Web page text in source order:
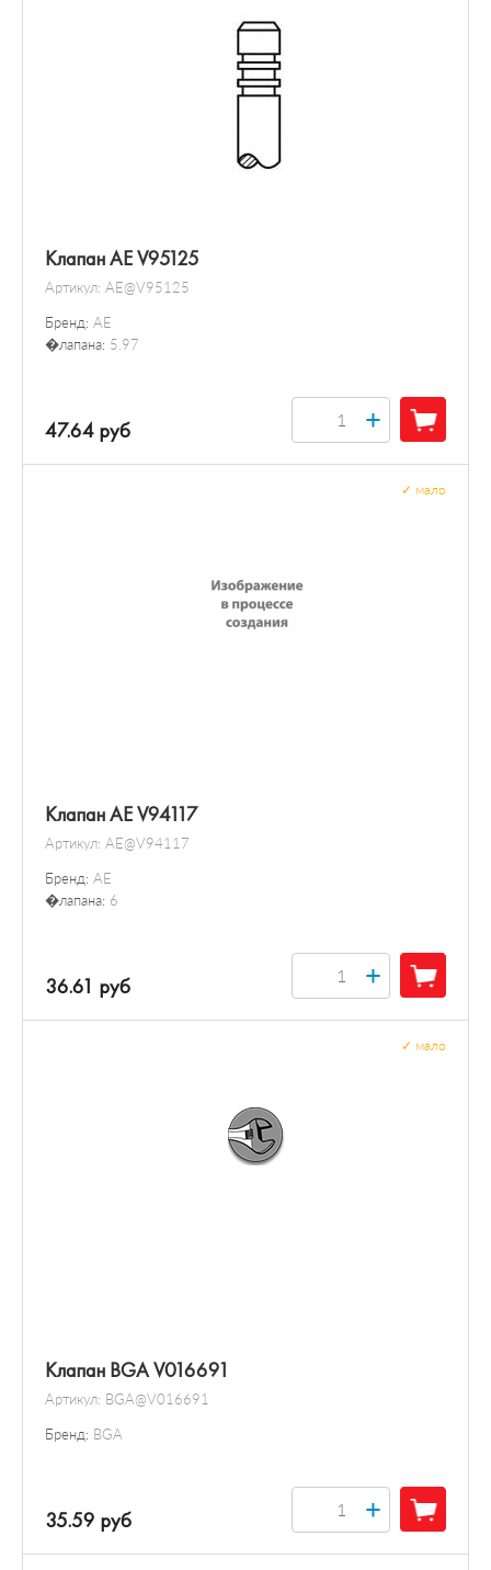
Клапан AE V95125
Артикул: AE@V95125
Бренд: AE
�лапана: 5.97
47.64 руб +
Клапан AE V94117
Артикул: AE@V94117
Бренд: AE
�лапана: 6
мало
36.61 руб +
Клапан BGA V016691
Артикул: BGA@V016691
Бренд: BGA
мало
35.59 руб +